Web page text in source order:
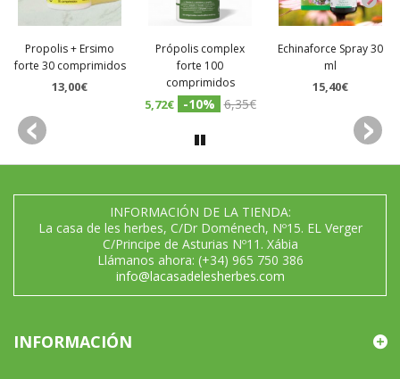
Propolis + Ersimo
forte 30 comprimidos
13,00€
Própolis complex
forte 100
comprimidos
5,72€ -10% 6,35€
Echinaforce Spray 30
ml
15,40€
INFORMACIÓN DE LA TIENDA:
La casa de les herbes, C/Dr Doménech, Nº15. EL Verger
C/Principe de Asturias Nº11. Xábia
Llámanos ahora: (+34) 965 750 386
info@lacasadelesherbes.com
INFORMACIÓN